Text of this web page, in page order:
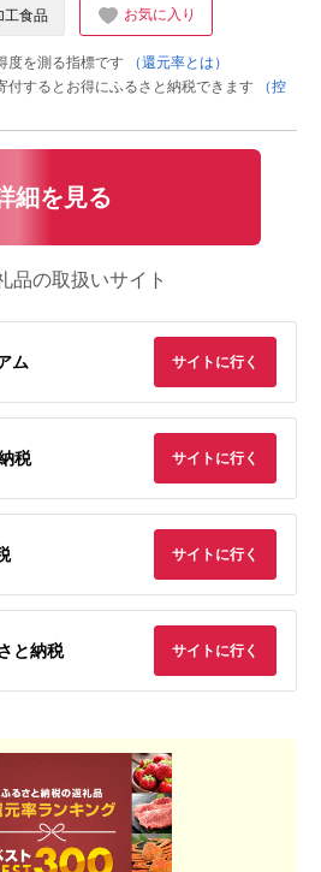
工食品 お気に入り
度を測る指標です
（還元率とは）
するとお得にふるさと納税できます
（控
細を見る
品の取扱いサイト
ム サイトに行く
税 サイトに行く
サイトに行く
と納税 サイトに行く